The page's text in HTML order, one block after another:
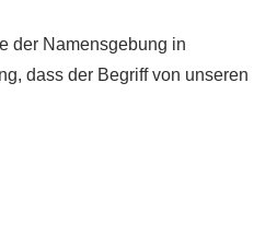
der Namensgebung in
dass der Begriff von unseren